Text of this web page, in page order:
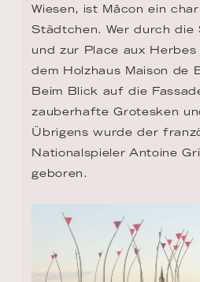
Wiesen, ist Mâcon ein
Städtchen. Wer durch
und zur Place aux
dem Holzhaus Maison de
Beim Blick auf die
zauberhafte Grotesken
Übrigens wurde der
Nationalspieler Antoine
geboren.